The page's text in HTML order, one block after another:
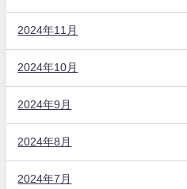
2024年11月
2024年10月
2024年9月
2024年8月
2024年7月